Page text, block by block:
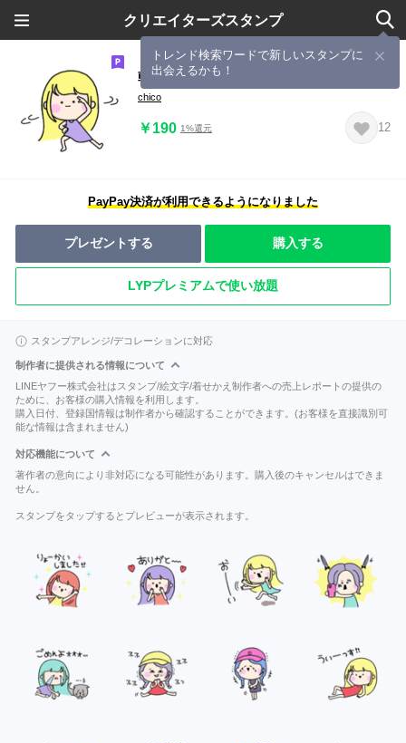
クリエイターズスタンプ
トレンド検索ワードで新しいスタンプに
出会えるかも！
韓国っぽい女の子スタンプ2
chico
￥190 1%還元 12
PayPay決済が利用できるようになりました
プレゼントする 購入する
LYPプレミアムで使い放題
スタンプアレンジ/デコレーションに対応
制作者に提供される情報について
LINEヤフー株式会社はスタンプ/絵文字/着せかえ制作者への売上レポートの提供の
ために、お客様の購入情報を利用します。
購入日付、登録国情報は制作者から確認することができます。(お客様を直接識別可
能な情報は含まれません)
対応機能について
著作者の意向により非対応になる可能性があります。購入後のキャンセルはできま
せん。
スタンプをタップするとプレビューが表示されます。